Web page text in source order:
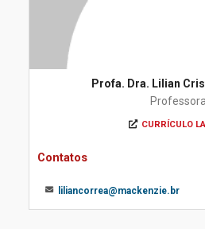
Profa. Dra. Lilian
Professora
CURRÍCULO
Contatos
liliancorrea@mackenzie.br